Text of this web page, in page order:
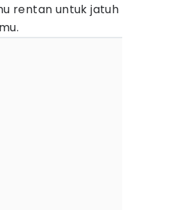
rentan untuk jatuh